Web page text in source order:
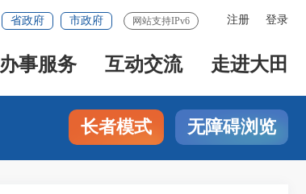
注册 登录
省政府 市政府 网站支持IPv6
办事服务 互动交流 走进大田
长者模式 无障碍浏览